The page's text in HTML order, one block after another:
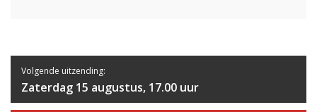
Volgende uitzending:
Zaterdag 15 augustus, 17.00 uur